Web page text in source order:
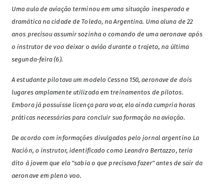
Uma aula de aviação terminou em uma situação inesperada e
dramática na cidade de Toledo, na Argentina. Uma aluna de 22
anos precisou assumir sozinha o comando de uma aeronave após
o instrutor de voo deixar o avião durante o trajeto, na última
segunda-feira (6).
A estudante pilotava um modelo Cessna 150, aeronave de dois
lugares amplamente utilizada em treinamentos de pilotos.
Embora já possuísse licença para voar, ela ainda cumpria horas
práticas necessárias para concluir sua formação na aviação.
De acordo com informações divulgadas pelo jornal argentino La
Nación, o instrutor, identificado como Leandro Bertazzo, teria
dito à jovem que ela "sabia o que precisava fazer" antes de sair da
aeronave em pleno voo.